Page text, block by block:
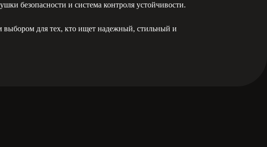
безопасности и система контроля устойчивости.
выбором для тех, кто ищет надежный, стильный и